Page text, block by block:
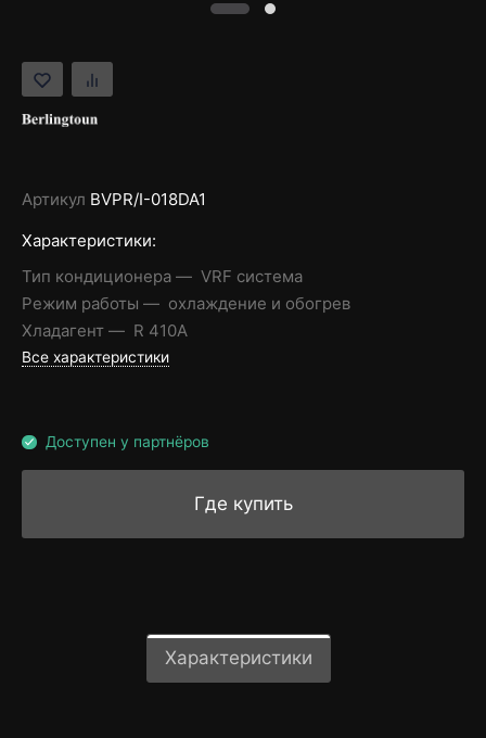
Артикул BVPR/I-018DA1
Характеристики:
Тип кондиционера
VRF система
Режим работы
охлаждение и обогрев
Хладагент
R 410A
Все характеристики
Доступен у партнёров
Где купить
Характеристики